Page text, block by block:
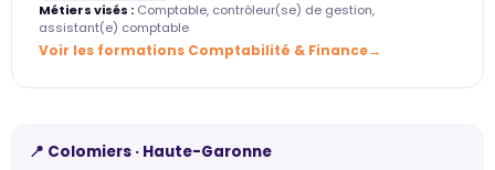
Métiers visés : Comptable, contrôleur(se) de gestion,
assistant(e) comptable
Voir les formations Comptabilité & Finance
📍 Colomiers · Haute-Garonne